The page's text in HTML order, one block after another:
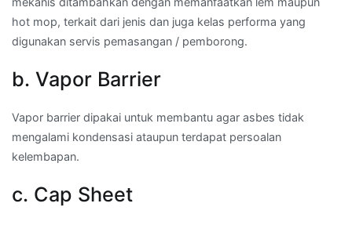
hot mop, terkait dari jenis dan juga kelas performa yang
digunakan servis pemasangan / pemborong.
b. Vapor Barrier
Vapor barrier dipakai untuk membantu agar asbes tidak
mengalami kondensasi ataupun terdapat persoalan
kelembapan.
c. Cap Sheet